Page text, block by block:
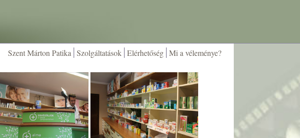
Szent Márton Patika Szolgáltatások Elérhetőség Mi a véleménye?